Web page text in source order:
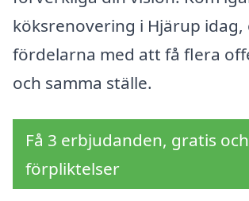
köksrenovering i Hjärup idag,
fördelarna med att få flera
och samma ställe.
Få 3 erbjudanden, gratis
förpliktelser